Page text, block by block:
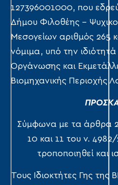
127396001000, που
Δήμου Φιλοθέης –
Μεσογείων αριθμός 265
νόμιμα, υπό την
Οργάνωσης και
Βιομηχανικής Περιοχής
Σύμφωνα με τα άρθρα
10 και 11 του ν.
τροποποιηθεί και
Τους Ιδιοκτήτες Γης της